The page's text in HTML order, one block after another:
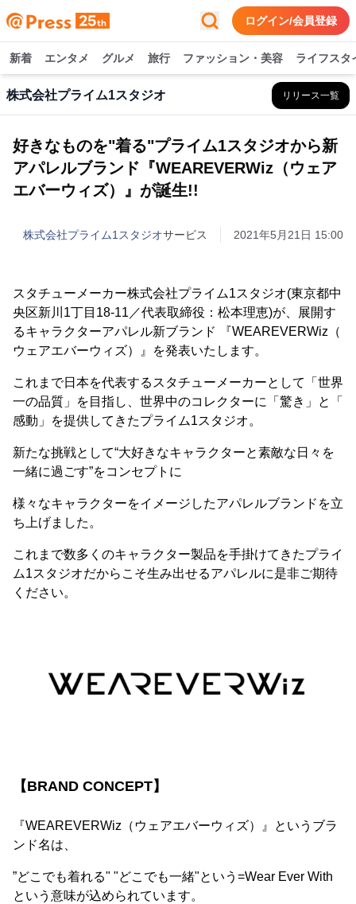
ログイン/会員登録
新着 エンタメ グルメ 旅行 ファッション・美容 ライフスタ
株式会社プライム1スタジオ リリース一覧
好きなものを"着る"プライム1スタジオから新
アパレルブランド『WEAREVERWiz（ウェア
エバーウィズ）』が誕生!!
株式会社プライム1スタジオサービス 2021年5月21日 15:00
スタチューメーカー株式会社プライム1スタジオ(東京都中
央区新川1丁目18-11／代表取締役：松本理恵)が、展開す
るキャラクターアパレル新ブランド 『WEAREVERWiz（
ウェアエバーウィズ）』を発表いたします。
これまで日本を代表するスタチューメーカーとして「世界
一の品質」を目指し、世界中のコレクターに「驚き」と「
感動」を提供してきたプライム1スタジオ。
新たな挑戦として“大好きなキャラクターと素敵な日々を
一緒に過ごす”をコンセプトに
様々なキャラクターをイメージしたアパレルブランドを立
ち上げました。
これまで数多くのキャラクター製品を手掛けてきたプライ
ム1スタジオだからこそ生み出せるアパレルに是非ご期待
ください。
【BRAND CONCEPT】
『WEAREVERWiz（ウェアエバーウィズ）』というブラ
ンド名は、
”どこでも着れる" "どこでも一緒"という=Wear Ever With
という意味が込められています。